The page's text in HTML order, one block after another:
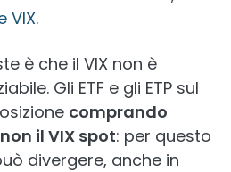
VIX.
è che il VIX non è
Gli ETF e gli ETP sul
comprando
il VIX spot: per questo
divergere, anche in